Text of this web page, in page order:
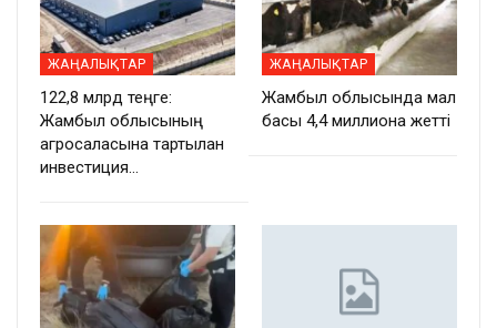
ЖАҢАЛЫҚТАР
122,8 млрд теңге:
Жамбыл облысының
агросаласына тартылған
инвестиция…
ЖАҢАЛЫҚТАР
Жамбыл облысында мал
басы 4,4 миллионға жетті